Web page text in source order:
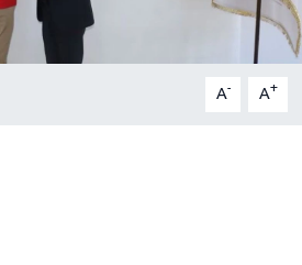
A- A+